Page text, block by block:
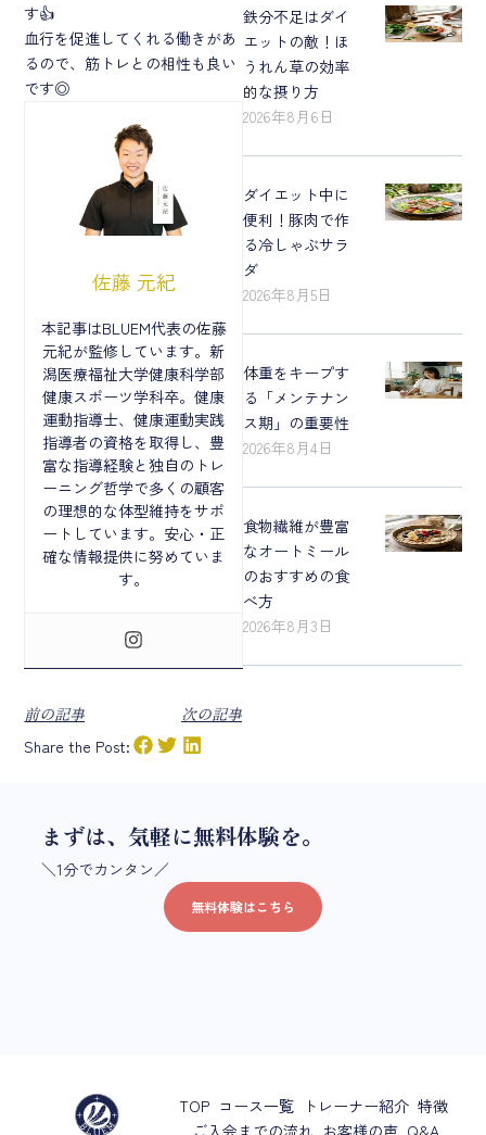
す👍
血行を促進してくれる働きがあ
るので、筋トレとの相性も良い
です◎
佐藤 元紀
本記事はBLUEM代表の佐藤
元紀が監修しています。新
潟医療福祉大学健康科学部
健康スポーツ学科卒。健康
運動指導士、健康運動実践
指導者の資格を取得し、豊
富な指導経験と独自のトレ
ーニング哲学で多くの顧客
の理想的な体型維持をサポ
ートしています。安心・正
確な情報提供に努めていま
す。
前の記事
次の記事
Share the Post:
鉄分不足はダイ
エットの敵！ほ
うれん草の効率
的な摂り方
2026年8月6日
ダイエット中に
便利！豚肉で作
る冷しゃぶサラ
ダ
2026年8月5日
体重をキープす
る「メンテナン
ス期」の重要性
2026年8月4日
食物繊維が豊富
なオートミール
のおすすめの食
べ方
2026年8月3日
まずは、気軽に無料体験を。
＼1分でカンタン／
無料体験はこちら
TOP コース一覧 トレーナー紹介 特徴